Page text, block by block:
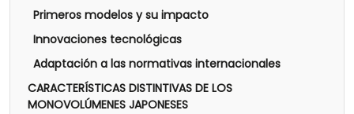
Primeros modelos y su impacto
Innovaciones tecnológicas
Adaptación a las normativas internacionales
CARACTERÍSTICAS DISTINTIVAS DE LOS
MONOVOLÚMENES JAPONESES